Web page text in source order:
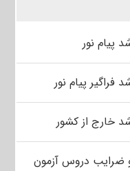
پیام نور
فراگیر پیام نور
خارج از کشور
دروس آزمون